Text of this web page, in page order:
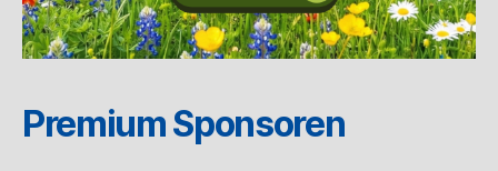
Premium Sponsoren